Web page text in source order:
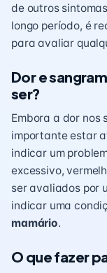
de outros
longo período, é
para avaliar
Dor e
ser?
Embora a dor nos
importante estar
indicar um
excessivo,
ser avaliados por
indicar uma
mamário.
O que fazer